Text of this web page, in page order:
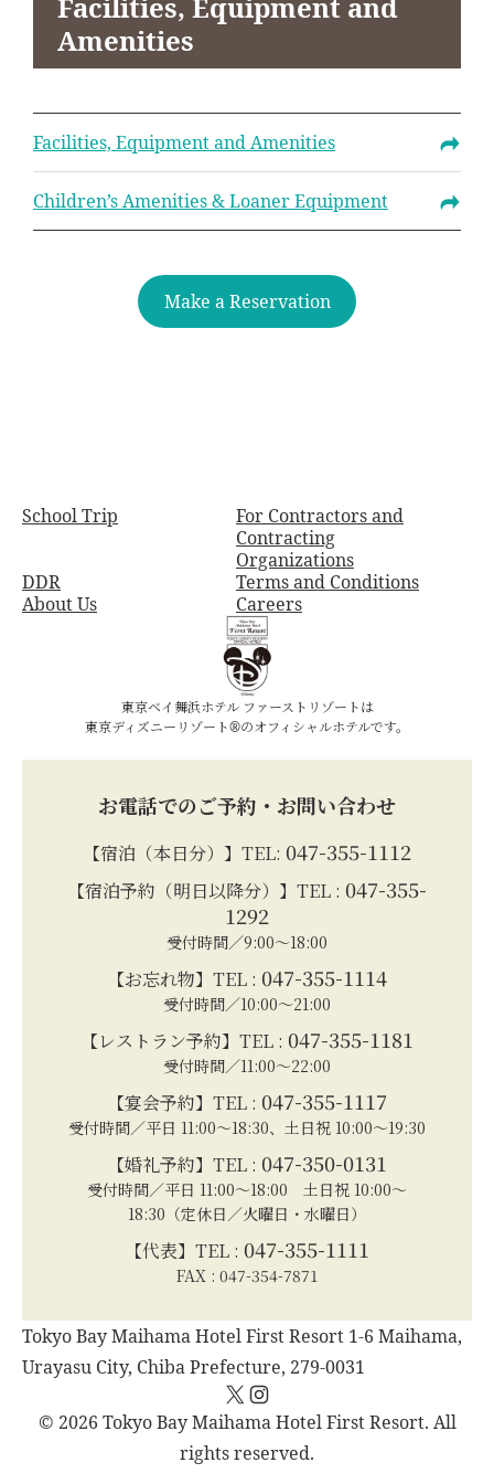
Facilities, Equipment and
Amenities
Facilities, Equipment and Amenities
Children’s Amenities & Loaner Equipment
Make a Reservation
School Trip
For Contractors and
Contracting
Organizations
DDR
Terms and Conditions
About Us
Careers
東京ベイ舞浜ホテル ファーストリゾートは
東京ディズニーリゾート®のオフィシャルホテルです。
お電話でのご予約・お問い合わせ
【宿泊（本日分）】TEL: 047-355-1112
【宿泊予約（明日以降分）】TEL : 047-355-
1292
受付時間／9:00～18:00
【お忘れ物】TEL : 047-355-1114
受付時間／10:00～21:00
【レストラン予約】TEL : 047-355-1181
受付時間／11:00～22:00
【宴会予約】TEL : 047-355-1117
受付時間／平日 11:00～18:30、土日祝 10:00～19:30
【婚礼予約】TEL : 047-350-0131
受付時間／平日 11:00～18:00 土日祝 10:00～
18:30（定休日／火曜日・水曜日）
【代表】TEL : 047-355-1111
FAX : 047-354-7871
Tokyo Bay Maihama Hotel First Resort 1-6 Maihama,
Urayasu City, Chiba Prefecture, 279-0031
X Instagram
© 2026 Tokyo Bay Maihama Hotel First Resort. All
rights reserved.